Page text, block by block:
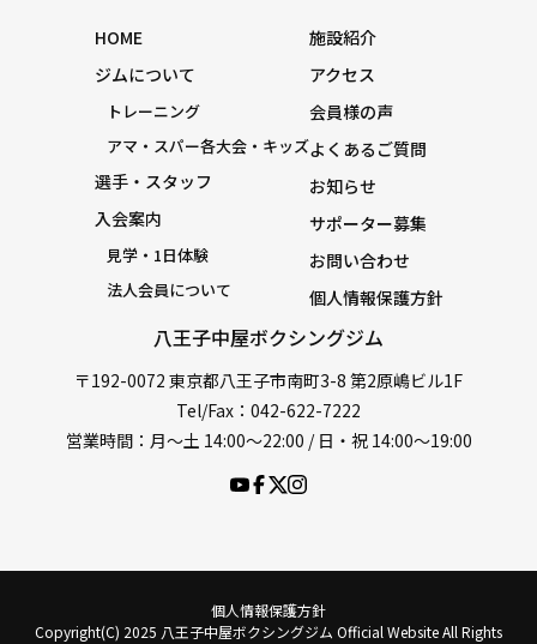
八王子中屋ボクシングジム
〒192-0072 東京都八王子市南町3-8 第2原嶋ビル1F
Tel/Fax：042-622-7222
営業時間：月〜土 14:00〜22:00 / 日・祝 14:00〜19:00
HOME
ジムについて
トレーニング
アマ・スパー各大会・キッズ
選手・スタッフ
入会案内
見学・1日体験
法人会員について
施設紹介
アクセス
会員様の声
よくあるご質問
お知らせ
サポーター募集
お問い合わせ
個人情報保護方針
個人情報保護方針
Copyright(C) 2025 八王子中屋ボクシングジム Official Website All Rights